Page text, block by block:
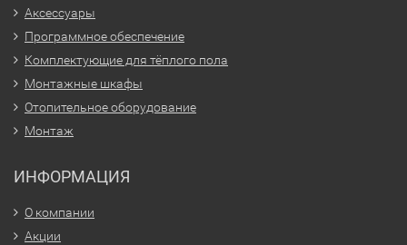
Аксессуары
Программное обеспечение
Комплектующие для тёплого пола
Монтажные шкафы
Отопительное оборудование
Монтаж
ИНФОРМАЦИЯ
О компании
Акции